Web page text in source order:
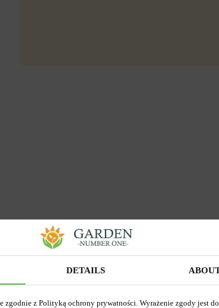
DETAILS
zgodnie z Polityką ochrony prywatności. Wyrażenie zgody jest